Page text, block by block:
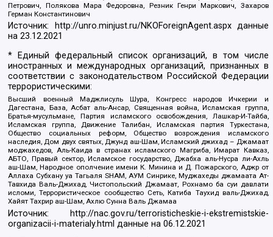
Петрович, Полякова Мара Федоровна, Резник Генри Маркович, Захаров
Герман Константинович
Источник: http://unro.minjust.ru/NKOForeignAgent.aspxданные
на23.12.2021
* Единый федеральный список организаций, в том числе
иностранных и международных организаций, признанных в
соответствии с законодательством Российской Федерации
террористическими:
Высший военный Маджлисуль Шура, Конгресс народов Ичкерии и
Дагестана, База, Асбат аль-Ансар, Священная война, Исламская группа,
Братья-мусульмане, Партия исламского освобождения, Лашкар-И-Тайба,
Исламская группа, Движение Талибан, Исламская партия Туркестана,
Общество социальных реформ, Общество возрождения исламского
наследия, Дом двух святых, Джунд аш-Шам, Исламский джихад – Джамаат
моджахедов, Аль-Каида в странах исламского Магриба, Имарат Кавказ,
АБТО, Правый сектор, Исламское государство, Джабха аль-Нусра ли-Ахль
аш-Шам, Народное ополчение имени К. Минина и Д. Пожарского, Аджр от
Аллаха Субхану уа Тагьаля SHAM, АУМ Синрике, Муджахеды джамаата Ат-
Тавхида Валь-Джихад, Чистопольский Джамаат, Рохнамо ба суи давлати
исломи, Террористическое сообщество Сеть, Катиба Таухид валь-Джихад,
Хайят Тахрир аш-Шам, Ахлю Сунна Валь Джамаа
Источник:
http://nac.gov.ru/terroristicheskie-i-ekstremistskie-
organizacii-i-materialy.html данные на06.12.2021